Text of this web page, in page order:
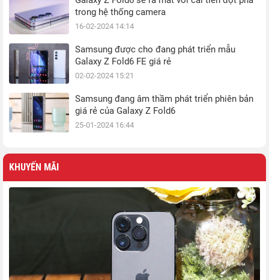
trong hệ thống camera
16-02-2024 14:14
Samsung được cho đang phát triển mẫu
Galaxy Z Fold6 FE giá rẻ
02-02-2024 15:21
Samsung đang âm thầm phát triển phiên bản
giá rẻ của Galaxy Z Fold6
25-01-2024 16:44
KHUYẾN MÃI